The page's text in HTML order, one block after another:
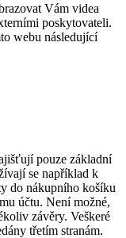
Vám videa
poskytovateli.
webu následující
pouze základní
se například k
do nákupního košíku
účtu. Není možné,
závěry. Veškeré
třetím stranám.